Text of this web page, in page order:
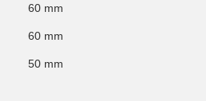
60 mm
60 mm
50 mm